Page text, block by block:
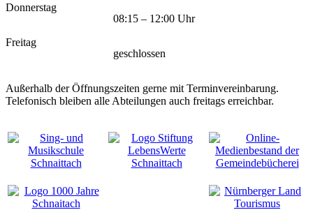
Donnerstag
08:15 – 12:00 Uhr
Freitag
geschlossen
Außerhalb der Öffnungszeiten gerne mit Terminvereinbarung.
Telefonisch bleiben alle Abteilungen auch freitags erreichbar.